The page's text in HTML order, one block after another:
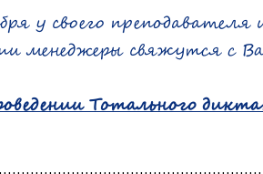
у своего
менеджеры свяжутся с
Тотального